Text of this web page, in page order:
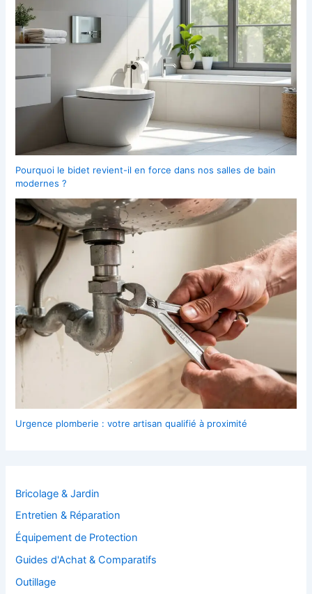
Pourquoi le bidet revient-il en force dans nos salles de bain
modernes ?
Urgence plomberie : votre artisan qualifié à proximité
Bricolage & Jardin
Entretien & Réparation
Équipement de Protection
Guides d'Achat & Comparatifs
Outillage